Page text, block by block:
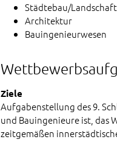
Städtebau/
Architektur
Bauingenieurwesen
Ziele
Aufgabenstellung des 9.
und Bauingenieure ist, das
zeitgemäßen